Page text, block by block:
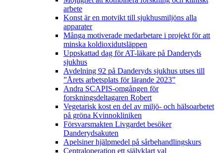
arbete
Konst är en motvikt till sjukhusmiljöns alla
apparater
Många motiverade medarbetare i projekt för att
minska koldioxidutsläppen
Uppskattad dag för AT-läkare på Danderyds
sjukhus
Avdelning 92 på Danderyds sjukhus utses till
”Årets arbetsplats för lärande 2023”
Andra SCAPIS-omgången för
forskningsdeltagaren Robert
Vegetarisk kost en del av miljö- och hälsoarbetet
på gröna Kvinnokliniken
Försvarsmakten Livgardet besöker
Danderydsakuten
Apelsiner hjälpmedel på sårbehandlingskurs
Centraloperation ett självklart val